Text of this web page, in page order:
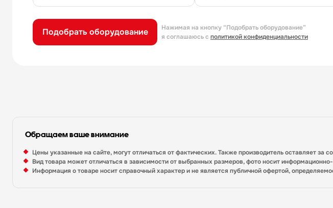
Подобрать оборудование
Нажимая на кнопку “Подобрать оборудование”
я соглашаюсь с политикой конфиденциальности
Обращаем ваше внимание
Цены указанные на сайте, могут отличаться от фактических. Также производитель оставляет за
Вид товара может отличаться в зависимости от выбранных размеров, фото носит
Информация о товаре носит справочный характер и не является публичной офертой,